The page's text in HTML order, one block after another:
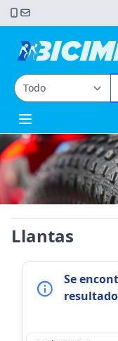
Open main menu
Llantas
Se